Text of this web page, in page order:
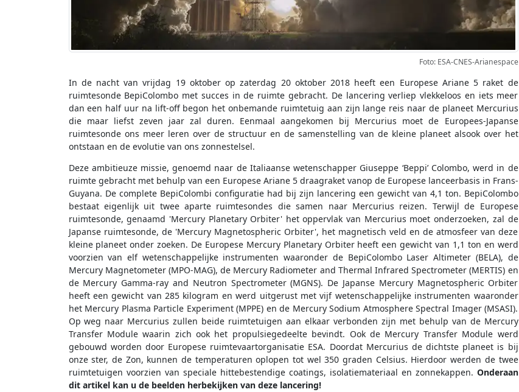
Foto: ESA-CNES-Arianespace
In de nacht van vrijdag 19 oktober op zaterdag 20 oktober 2018 heeft een Europese Ariane 5 raket de
ruimtesonde BepiColombo met succes in de ruimte gebracht. De lancering verliep vlekkeloos en iets meer
dan een half uur na lift-off begon het onbemande ruimtetuig aan zijn lange reis naar de planeet Mercurius
die maar liefst zeven jaar zal duren. Eenmaal aangekomen bij Mercurius moet de Europees-Japanse
ruimtesonde ons meer leren over de structuur en de samenstelling van de kleine planeet alsook over het
ontstaan en de evolutie van ons zonnestelsel.
Deze ambitieuze missie, genoemd naar de Italiaanse wetenschapper Giuseppe ‘Beppi’ Colombo, werd in de
ruimte gebracht met behulp van een Europese Ariane 5 draagraket vanop de Europese lanceerbasis in Frans-
Guyana. De complete BepiColombi configuratie had bij zijn lancering een gewicht van 4,1 ton. BepiColombo
bestaat eigenlijk uit twee aparte ruimtesondes die samen naar Mercurius reizen. Terwijl de Europese
ruimtesonde, genaamd 'Mercury Planetary Orbiter' het oppervlak van Mercurius moet onderzoeken, zal de
Japanse ruimtesonde, de 'Mercury Magnetospheric Orbiter', het magnetisch veld en de atmosfeer van deze
kleine planeet onder zoeken. De Europese Mercury Planetary Orbiter heeft een gewicht van 1,1 ton en werd
voorzien van elf wetenschappelijke instrumenten waaronder de BepiColombo Laser Altimeter (BELA), de
Mercury Magnetometer (MPO-MAG), de Mercury Radiometer and Thermal Infrared Spectrometer (MERTIS) en
de Mercury Gamma-ray and Neutron Spectrometer (MGNS). De Japanse Mercury Magnetospheric Orbiter
heeft een gewicht van 285 kilogram en werd uitgerust met vijf wetenschappelijke instrumenten waaronder
het Mercury Plasma Particle Experiment (MPPE) en de Mercury Sodium Atmosphere Spectral Imager (MSASI).
Op weg naar Mercurius zullen beide ruimtetuigen aan elkaar verbonden zijn met behulp van de Mercury
Transfer Module waarin zich ook het propulsiegedeelte bevindt. Ook de Mercury Transfer Module werd
gebouwd worden door Europese ruimtevaartorganisatie ESA. Doordat Mercurius de dichtste planeet is bij
onze ster, de Zon, kunnen de temperaturen oplopen tot wel 350 graden Celsius. Hierdoor werden de twee
ruimtetuigen voorzien van speciale hittebestendige coatings, isolatiemateriaal en zonnekappen. Onderaan
dit artikel kan u de beelden herbekijken van deze lancering!